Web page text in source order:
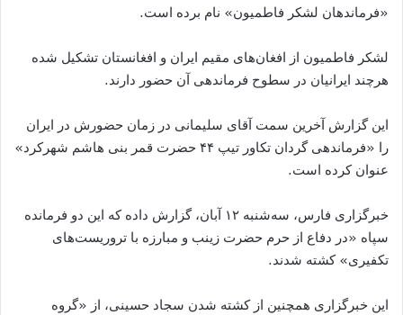
«فرماندهان لشکر فاطمیون» نام برده است.
لشکر فاطمیون از افغان‌های مقیم ایران و افغانستان تشکیل شده
هرچند ایرانیان در سطوح فرماندهی آن حضور دارند.
این گزارش آخرین سمت آقای سلیمانی در زمان حضورش در ایران
را «فرماندهی گردان تکاور تیپ ۴۴ حضرت قمر بنی هاشم شهرکرد»
عنوان کرده است.
خبرگزاری فارس، سه‌شنبه ۱۲ آبان، گزارش داده که این دو فرمانده
سپاه «در دفاع از حرم حضرت زینب و مبارزه با تروریست‌های
تکفیری» کشته شدند.
این خبرگزاری همچنین از کشته شدن سجاد حسینی، از «گروه